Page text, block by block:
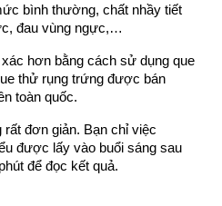
bình thường, chất nhầy tiết
đau vùng ngực,…
hơn bằng cách sử dụng que
thử rụng trứng được bán
toàn quốc.
đơn giản. Bạn chỉ việc
được lấy vào buổi sáng sau
để đọc kết quả.